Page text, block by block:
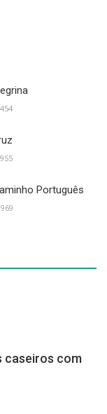
Português
caseiros com